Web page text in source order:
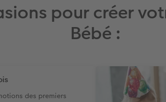
pour créer
Bébé :
des premiers